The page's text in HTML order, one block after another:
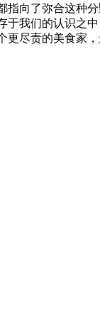
指向了弥合这种
于我们的认识之
更尽责的美食家